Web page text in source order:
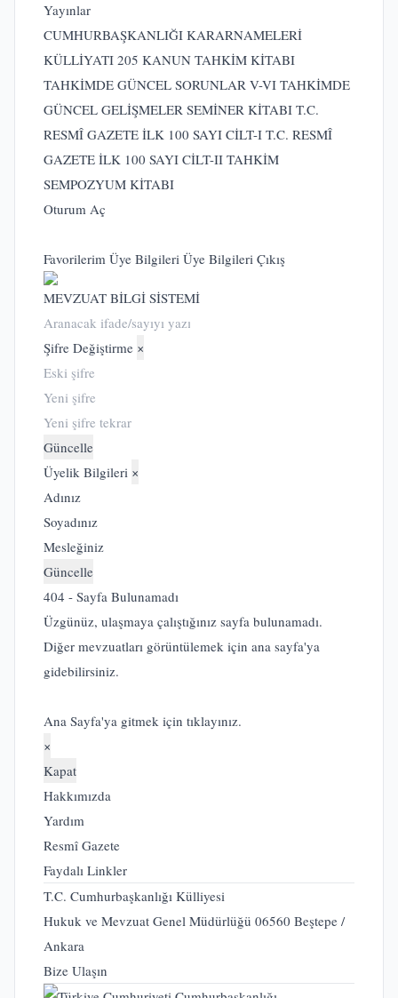
Yayınlar
CUMHURBAŞKANLIĞI KARARNAMELERİ
KÜLLİYATI 205 KANUN TAHKİM KİTABI
TAHKİMDE GÜNCEL SORUNLAR V-VI TAHKİMDE
GÜNCEL GELİŞMELER SEMİNER KİTABI T.C.
RESMÎ GAZETE İLK 100 SAYI CİLT-I T.C. RESMÎ
GAZETE İLK 100 SAYI CİLT-II TAHKİM
SEMPOZYUM KİTABI
Oturum Aç
Favorilerim Üye Bilgileri Üye Bilgileri Çıkış
MEVZUAT BİLGİ SİSTEMİ
Şifre Değiştirme ×
Güncelle
Üyelik Bilgileri ×
Adınız
Soyadınız
Mesleğiniz
Güncelle
404 - Sayfa Bulunamadı
Üzgünüz, ulaşmaya çalıştığınız sayfa bulunamadı.
Diğer mevzuatları görüntülemek için ana sayfa'ya
gidebilirsiniz.
Ana Sayfa'ya gitmek için tıklayınız.
×
Kapat
Hakkımızda
Yardım
Resmî Gazete
Faydalı Linkler
T.C. Cumhurbaşkanlığı Külliyesi
Hukuk ve Mevzuat Genel Müdürlüğü 06560 Beştepe /
Ankara
Bize Ulaşın